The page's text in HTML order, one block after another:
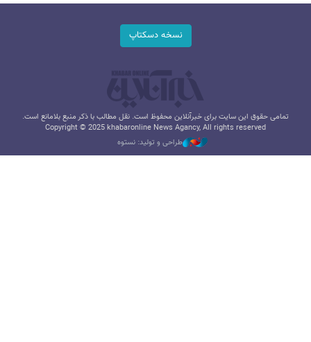
نسخه دسکتاپ
تمامی حقوق این سایت برای خبرآنلاین محفوظ است. نقل مطالب با ذکر منبع بلامانع است.
Copyright © 2025 khabaronline News Agancy, All rights reserved
طراحی و تولید: نستوه